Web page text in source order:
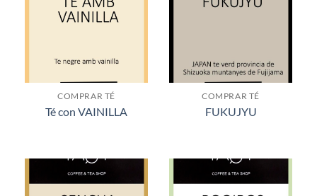
COMPRAR TÉ
Té con VAINILLA
COMPRAR TÉ
FUKUJYU